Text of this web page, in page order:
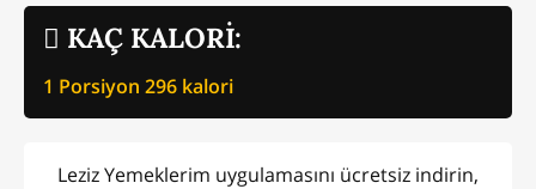
KAÇ KALORİ:
1 Porsiyon 296 kalori
Leziz Yemeklerim uygulamasını ücretsiz indirin,